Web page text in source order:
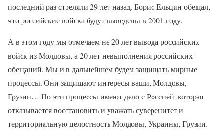
последний раз стреляли 29 лет назад. Борис Ельцин обещал,
что российские войска будут выведены в 2001 году.
А в этом году мы отмечаем не 20 лет вывода российских
войск из Молдовы, а 20 лет невыполнения российских
обещаний. Мы и в дальнейшем будем защищать мирные
процессы. Они защищают интересы ваши, Молдовы,
Грузии… Но эти процессы имеют дело с Россией, которая
отказывается восстановить и уважать суверенитет и
территориальную целостность Молдовы, Украины, Грузии.